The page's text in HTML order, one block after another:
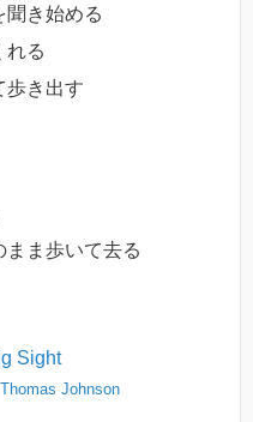
聞き始める
れる
歩き出す
まま歩いて去る
Johnson